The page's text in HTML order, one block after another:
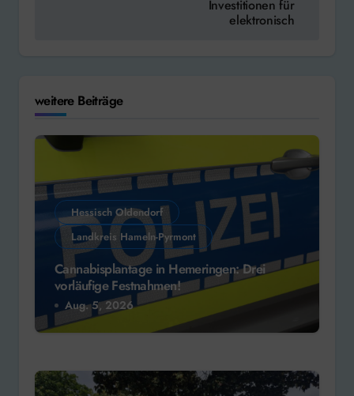
Investitionen für
elektronisch
weitere Beiträge
Hessisch Oldendorf
Landkreis Hameln-Pyrmont
Cannabisplantage in Hemeringen: Drei
vorläufige Festnahmen!
Aug. 5, 2026